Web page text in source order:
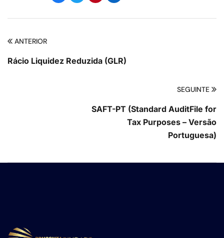
ANTERIOR
Rácio Liquidez Reduzida (GLR)
SEGUINTE
SAFT-PT (Standard AuditFile for
Tax Purposes – Versão
Portuguesa)